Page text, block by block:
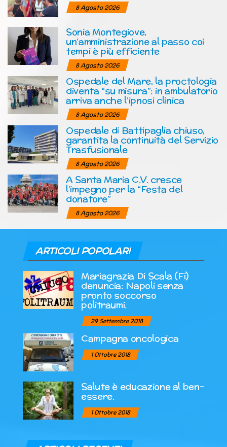
8 Agosto 2026
Sonia Montegiove,
un’amministrazione al passo coi
tempi è più efficiente
8 Agosto 2026
Ospedale del Mare, la proctologia
diventa “su misura”: in ambulatorio
arriva anche l’ipnosi clinica
8 Agosto 2026
Ospedale di Battipaglia chiuso,
garantita la continuità del Servizio
Trasfusionale
8 Agosto 2026
A Santa Maria C.V. cresce
l’impegno per la “Festa del
donatore”
8 Agosto 2026
ARTICOLI POPOLARI
Mariagrazia Di Scala (Fi)
denuncia: Napoli senza
pronto soccorso
politraumi.
29 Settembre 2018
Campagna oncologica
1 Ottobre 2018
Salute è educazione al ben-
essere.
1 Ottobre 2018